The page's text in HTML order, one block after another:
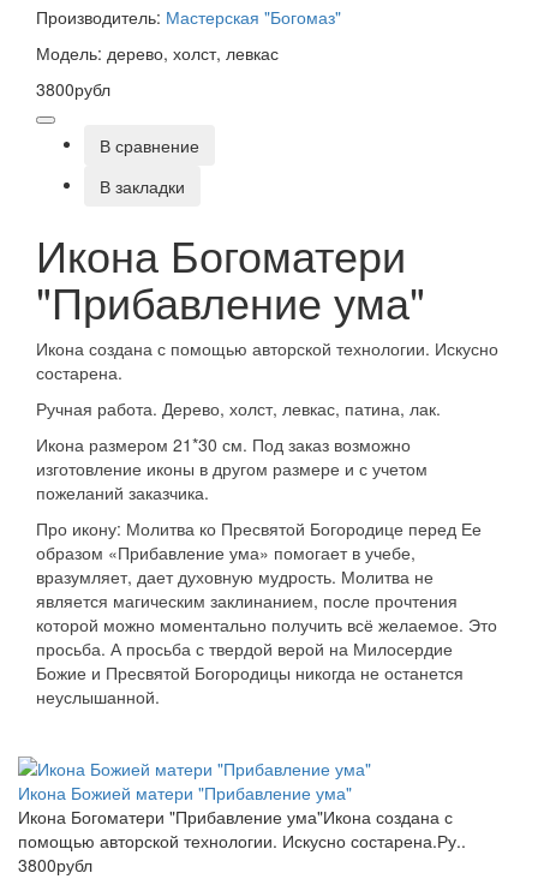
Производитель: Мастерская "Богомаз"
Модель: дерево, холст, левкас
3800рубл
В сравнение
В закладки
Икона Богоматери
"Прибавление ума"
Икона создана с помощью авторской технологии. Искусно
состарена.
Ручная работа. Дерево, холст, левкас, патина, лак.
Икона размером 21*30 см. Под заказ возможно
изготовление иконы в другом размере и с учетом
пожеланий заказчика.
Про икону: Молитва ко Пресвятой Богородице перед Ее
образом «Прибавление ума» помогает в учебе,
вразумляет, дает духовную мудрость. Молитва не
является магическим заклинанием, после прочтения
которой можно моментально получить всё желаемое. Это
просьба. А просьба с твердой верой на Милосердие
Божие и Пресвятой Богородицы никогда не останется
неуслышанной.
Икона Божией матери "Прибавление ума"
Икона Богоматери "Прибавление ума"Икона создана с
помощью авторской технологии. Искусно состарена.Ру..
3800рубл